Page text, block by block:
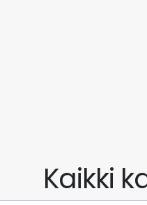
Kaikki